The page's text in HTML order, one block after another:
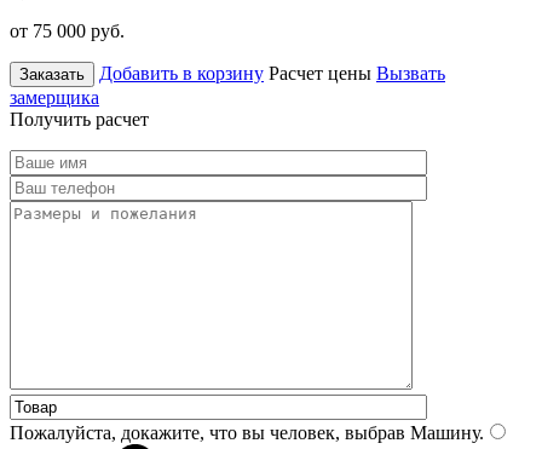
от 75 000 руб.
Заказать Добавить в корзину Расчет цены Вызвать
замерщика
Получить расчет
Пожалуйста, докажите, что вы человек, выбрав Машину.